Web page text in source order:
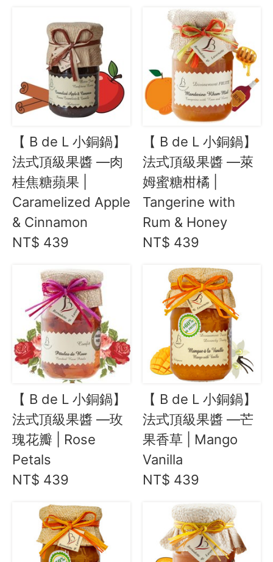
【 B de L 小銅鍋】
法式頂級果醬 —肉
桂焦糖蘋果 |
Caramelized Apple
& Cinnamon
NT$ 439
【 B de L 小銅鍋】
法式頂級果醬 —萊
姆蜜糖柑橘 |
Tangerine with
Rum & Honey
NT$ 439
【 B de L 小銅鍋】
法式頂級果醬 —玫
瑰花瓣 | Rose
Petals
NT$ 439
【 B de L 小銅鍋】
法式頂級果醬 —芒
果香草 | Mango
Vanilla
NT$ 439